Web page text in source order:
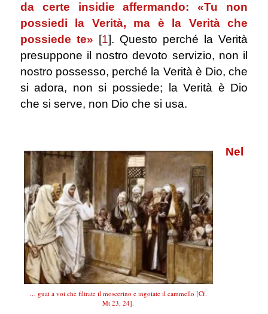
da certe insidie affermando: «Tu non
possiedi la Verità, ma è la Verità che
possiede te»
[1]. Questo perché la Verità
presuppone il nostro devoto servizio, non il
nostro possesso, perché la Verità è Dio, che
si adora, non si possiede; la Verità è Dio
che si serve, non Dio che si usa.
… guai a voi che filtrate il moscerino e ingoiate il cammello [Cf.
Mt 23, 24].
Nel